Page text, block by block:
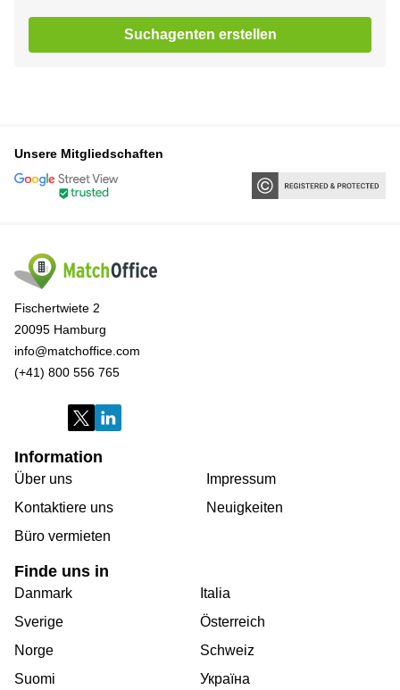
Suchagenten erstellen
Unsere Mitgliedschaften
Fischertwiete 2
20095 Hamburg
info@matchoffice.com
(+41) 800 556 765
Information
Über uns
Kontaktiere uns
Büro vermieten
Impressum
Neuigkeiten
Finde uns in
Danmark
Sverige
Norge
Suomi
Italia
Österreich
Schweiz
Україна